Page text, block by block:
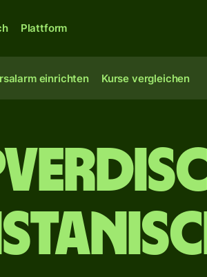
Plattform
einrichten Kurse vergleichen